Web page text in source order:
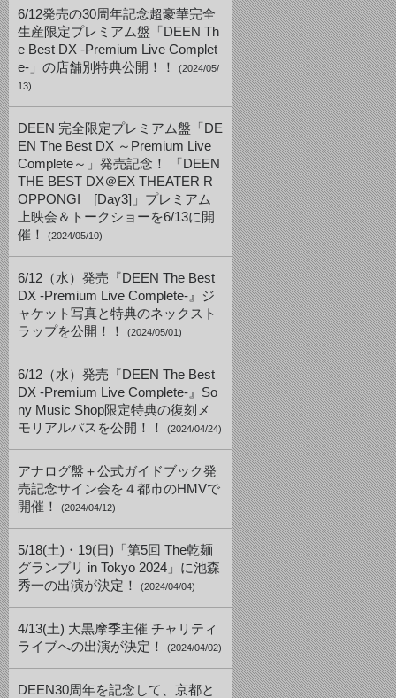
6/12発売の30周年記念超豪華完全
生産限定プレミアム盤「DEEN Th
e Best DX -Premium Live Complet
e-」の店舗別特典公開！！
(2024/05/
13)
DEEN 完全限定プレミアム盤「DE
EN The Best DX ～Premium Live
Complete～」発売記念！ 「DEEN
THE BEST DX＠EX THEATER R
OPPONGI [Day3]」プレミアム
上映会＆トークショーを6/13に開
催！
(2024/05/10)
6/12（水）発売『DEEN The Best
DX -Premium Live Complete-』ジ
ャケット写真と特典のネックスト
ラップを公開！！
(2024/05/01)
6/12（水）発売『DEEN The Best
DX -Premium Live Complete-』So
ny Music Shop限定特典の復刻メ
モリアルパスを公開！！
(2024/04/24)
アナログ盤＋公式ガイドブック発
売記念サイン会を４都市のHMVで
開催！
(2024/04/12)
5/18(土)・19(日)「第5回 The乾麺
グランプリ in Tokyo 2024」に池森
秀一の出演が決定！
(2024/04/04)
4/13(土) 大黒摩季主催 チャリティ
ライブへの出演が決定！
(2024/04/02)
DEEN30周年を記念して、京都と